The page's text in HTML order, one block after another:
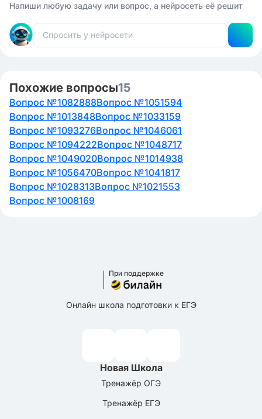
Напиши любую задачу или вопрос, а нейросеть её решит
Похожие вопросы15
Вопрос №1082888Вопрос №1051594
Вопрос №1013848Вопрос №1033159
Вопрос №1093276Вопрос №1046061
Вопрос №1094222Вопрос №1048717
Вопрос №1049020Вопрос №1014938
Вопрос №1056470Вопрос №1041817
Вопрос №1028313Вопрос №1021553
Вопрос №1008169
При поддержке
Онлайн школа подготовки к ЕГЭ
Новая Школа
Тренажёр ОГЭ
Тренажёр ЕГЭ